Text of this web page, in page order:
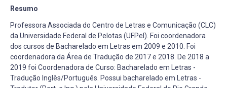
Resumo
Professora Associada do Centro de Letras e Comunicação (CLC)
da Universidade Federal de Pelotas (UFPel). Foi coordenadora
dos cursos de Bacharelado em Letras em 2009 e 2010. Foi
coordenadora da Área de Tradução de 2017 e 2018. De 2018 a
2019 foi Coordenadora de Curso: Bacharelado em Letras -
Tradução Inglês/Português. Possui bacharelado em Letras -